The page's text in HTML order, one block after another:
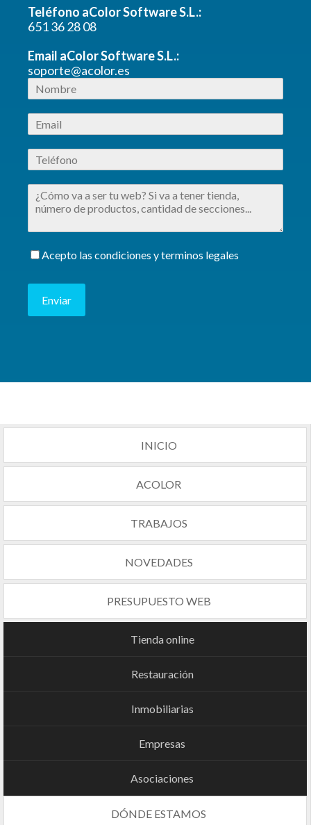
Teléfono aColor Software S.L.:
651 36 28 08
Email aColor Software S.L.:
soporte@acolor.es
Acepto las condiciones y terminos legales
Enviar
INICIO
ACOLOR
TRABAJOS
NOVEDADES
PRESUPUESTO WEB
Tienda online
Restauración
Inmobiliarias
Empresas
Asociaciones
DÓNDE ESTAMOS